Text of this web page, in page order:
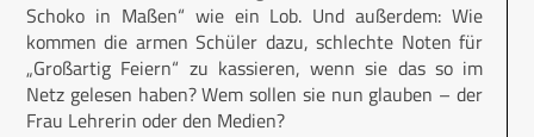
Schoko in Maßen“ wie ein Lob. Und außerdem: Wie
kommen die armen Schüler dazu, schlechte Noten für
„Großartig Feiern“ zu kassieren, wenn sie das so im
Netz gelesen haben? Wem sollen sie nun glauben – der
Frau Lehrerin oder den Medien?